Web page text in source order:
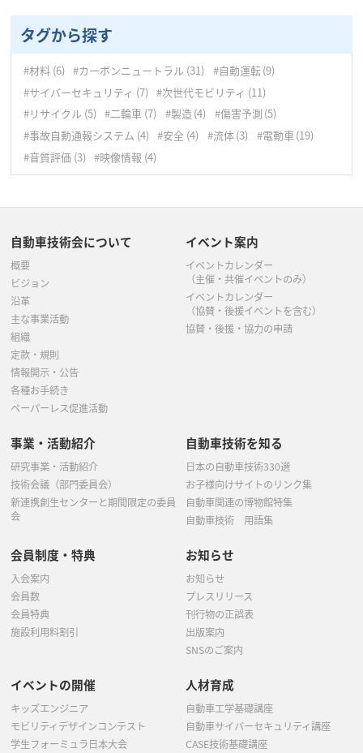
3月
(4)
2月(1)
1月(4)
8月(3)
7月(6)
6月
(3)
5月(4)
4月(3)
1月(4)
9月(21)
8月(5)
7月
(6)
6月(4)
5月(2)
2月(4)
10月(9)
9月(8)
8月
(5)
7月(2)
6月(4)
5月(6)
3月(4)
1月
11月(7)
10月(5)
9月 (4)
8月(5)
7月(5)
6月(3)
5月(6)
4月(7)
9月(1)
タグから探す
#材料 (6) #カーボンニュートラル (31) #自動運転(9)
#サイバーセキュリティ (7) #次世代モビリティ (11)
#リサイクル (5) #二輪車 (7) #製造(4) #傷害予測 (5)
#事故自動通報システム (4) #安全 (4) #流体(3) #電動車(19)
#音質評価 (3) #映像情報 (4)
自動車技術会について
概要
ビジョン
沿革
主な事業活動
組織
定款・規則
情報開示・公告
各種お手続き
ペーパーレス促進活動
イベント案内
イベントカレンダー
（主催・共催イベントのみ）
イベントカレンダー
（協賛・後援イベントを含む）
協賛・後援・協力の申請
事業・活動紹介
研究事業・活動紹介
技術会議（部門委員会）
新連携創生センターと期間限定の委員
会
自動車技術を知る
日本の自動車技術330選
お子様向けサイトのリンク集
自動車関連の博物館特集
自動車技術 用語集
会員制度・特典
入会案内
会員数
会員特典
施設利用料割引
お知らせ
お知らせ
プレスリリース
刊行物の正誤表
出版案内
SNSのご案内
イベントの開催
キッズエンジニア
モビリティデザインコンテスト
学生フォーミュラ日本大会
人材育成
自動車工学基礎講座
自動車サイバーセキュリティ講座
CASE技術基礎講座